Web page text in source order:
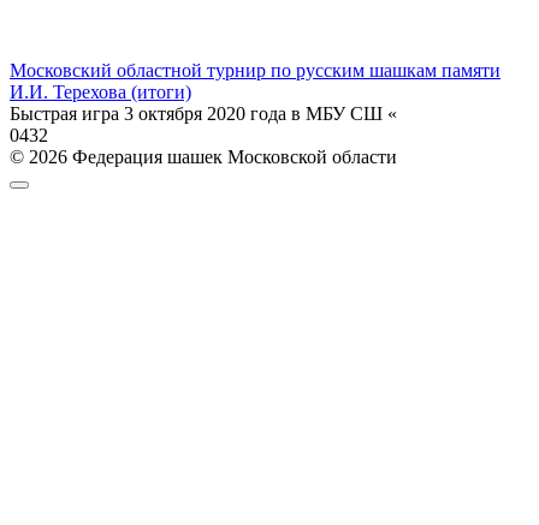
Московский областной турнир по русским шашкам памяти
И.И. Терехова (итоги)
Быстрая игра 3 октября 2020 года в МБУ СШ «
0432
© 2026 Федерация шашек Московской области